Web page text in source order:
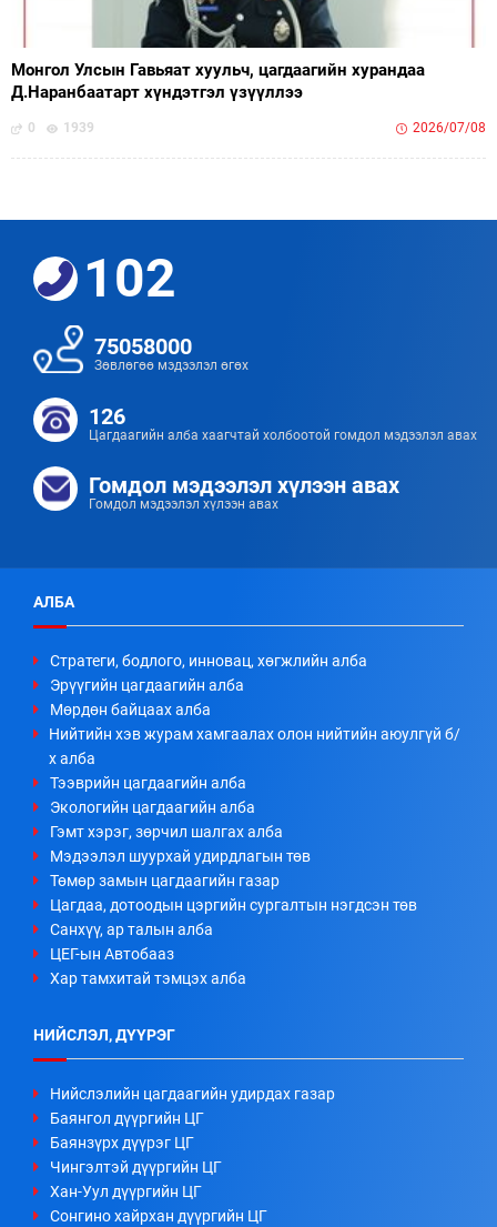
Монгол Улсын Гавьяат хуульч, цагдаагийн хурандаа
Д.Наранбаатарт хүндэтгэл үзүүллээ
0 1939 2026/07/08
102
75058000
Зөвлөгөө мэдээлэл өгөх
126
Цагдаагийн алба хаагчтай холбоотой гомдол мэдээлэл авах
Гомдол мэдээлэл хүлээн авах
Гомдол мэдээлэл хүлээн авах
АЛБА
Стратеги, бодлого, инновац, хөгжлийн алба
Эрүүгийн цагдаагийн алба
Мөрдөн байцаах алба
Нийтийн хэв журам хамгаалах олон нийтийн аюулгүй б/
х алба
Тээврийн цагдаагийн алба
Экологийн цагдаагийн алба
Гэмт хэрэг, зөрчил шалгах алба
Мэдээлэл шуурхай удирдлагын төв
Төмөр замын цагдаагийн газар
Цагдаа, дотоодын цэргийн сургалтын нэгдсэн төв
Санхүү, ар талын алба
ЦЕГ-ын Автобааз
Хар тамхитай тэмцэх алба
НИЙСЛЭЛ, ДҮҮРЭГ
Нийслэлийн цагдаагийн удирдах газар
Баянгол дүүргийн ЦГ
Баянзүрх дүүрэг ЦГ
Чингэлтэй дүүргийн ЦГ
Хан-Уул дүүргийн ЦГ
Сонгино хайрхан дүүргийн ЦГ